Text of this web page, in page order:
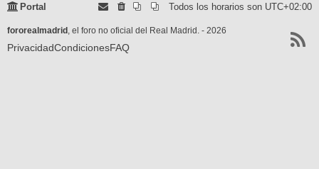
Portal Todos los horarios son UTC+02:00
fororealmadrid , el foro no oficial del Real Madrid. - 2026
PrivacidadCondicionesFAQ